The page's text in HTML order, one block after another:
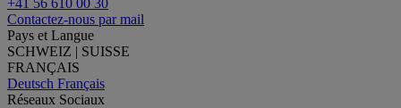
Contactez-nous par mail
Pays et Langue
SCHWEIZ | SUISSE
FRANÇAIS
Deutsch Français
Réseaux Sociaux